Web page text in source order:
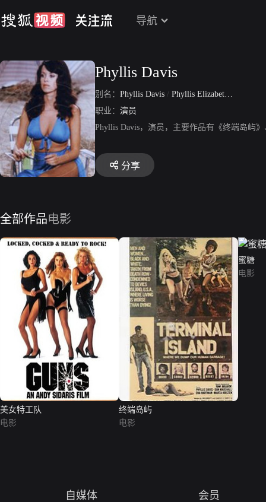
导航
Phyllis Davis
别名： Phyllis Davis / Phyllis Elizabeth Davis
职业： 演员
Phyllis Davis，演员，主要作品有《终端岛屿
分享
全部作品电影
美女特工队
电影
终端岛屿
电影
蜜糖
电影
自媒体 会员